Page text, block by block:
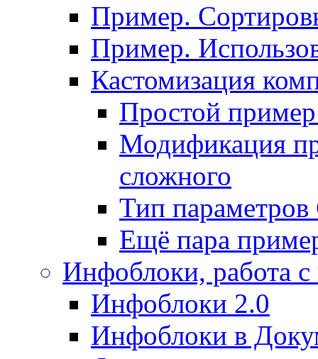
Пример.
Пример.
Кастомизация
Простой
Модификация
сложного
Тип
Ещё пара
Инфоблоки, работа
Инфоблоки 2.0
Инфоблоки в